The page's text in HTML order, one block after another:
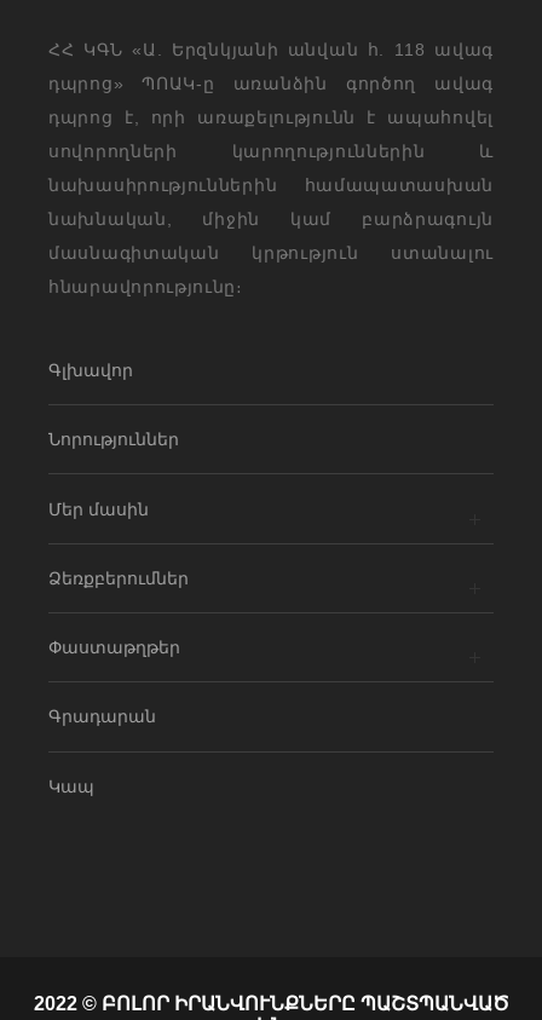
ՀՀ ԿԳՆ «Ա. Երզնկյանի անվան հ. 118 ավագ
դպրոց» ՊՈԱԿ-ը առանձին գործող ավագ
դպրոց է, որի առաքելությունն է ապահովել
սովորողների կարողություններին և
նախասիրություններին համապատասխան
նախնական, միջին կամ բարձրագույն
մասնագիտական կրթություն ստանալու
հնարավորությունը։
Գլխավոր
Նորություններ
Մեր մասին
Ձեռքբերումներ
Փաստաթղթեր
Գրադարան
Կապ
2022 © ԲՈԼՈՐ ԻՐԱՆՎՈՒՆՔՆԵՐԸ ՊԱՇՏՊԱՆՎԱԾ